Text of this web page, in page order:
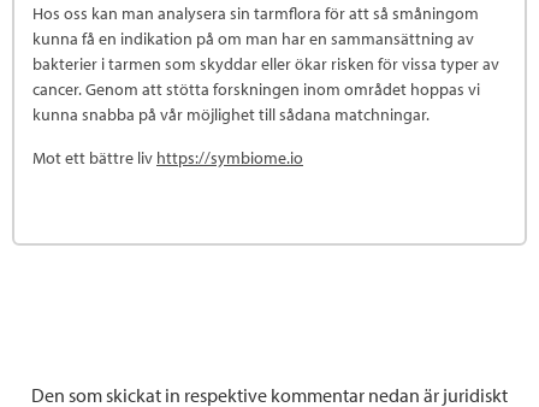
Hos oss kan man analysera sin tarmflora för att så småningom
kunna få en indikation på om man har en sammansättning av
bakterier i tarmen som skyddar eller ökar risken för vissa typer av
cancer. Genom att stötta forskningen inom området hoppas vi
kunna snabba på vår möjlighet till sådana matchningar.
Mot ett bättre liv https://symbiome.io
Den som skickat in respektive kommentar nedan är juridiskt